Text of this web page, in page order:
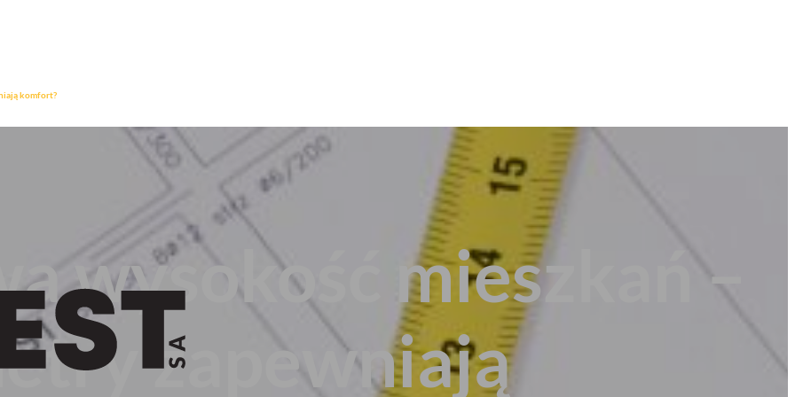
komfort?
wysokość mieszkań –
zapewniają